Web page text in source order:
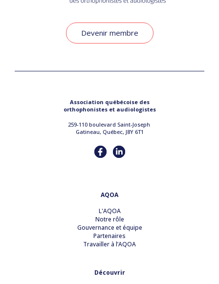
Devenir membre
Association québécoise des
orthophonistes et audiologistes
259-110 boulevard Saint-Joseph
Gatineau, Québec, J8Y 6T1
AQOA
L'AQOA
Notre rôle
Gouvernance et équipe
Partenaires
Travailler à l’AQOA
Découvrir